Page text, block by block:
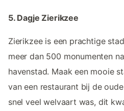
5. Dagje Zierikzee
Zierikzee is een prachtige
meer dan 500 monumenten
havenstad. Maak een mooie
van een restaurant bij de
snel veel welvaart was, dit